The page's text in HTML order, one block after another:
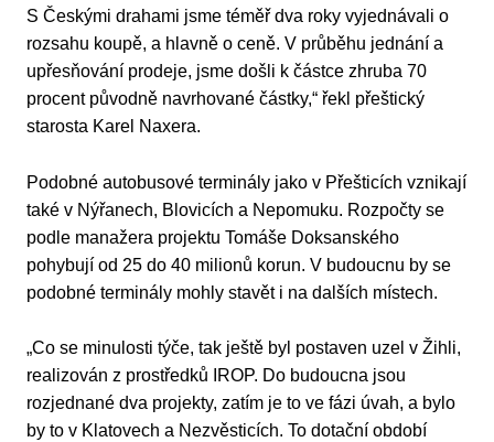
S Českými drahami jsme téměř dva roky vyjednávali o
rozsahu koupě, a hlavně o ceně. V průběhu jednání a
upřesňování prodeje, jsme došli k částce zhruba 70
procent původně navrhované částky,“ řekl přeštický
starosta Karel Naxera.
Podobné autobusové terminály jako v Přešticích vznikají
také v Nýřanech, Blovicích a Nepomuku. Rozpočty se
podle manažera projektu Tomáše Doksanského
pohybují od 25 do 40 milionů korun. V budoucnu by se
podobné terminály mohly stavět i na dalších místech.
„Co se minulosti týče, tak ještě byl postaven uzel v Žihli,
realizován z prostředků IROP. Do budoucna jsou
rozjednané dva projekty, zatím je to ve fázi úvah, a bylo
by to v Klatovech a Nezvěsticích. To dotační období